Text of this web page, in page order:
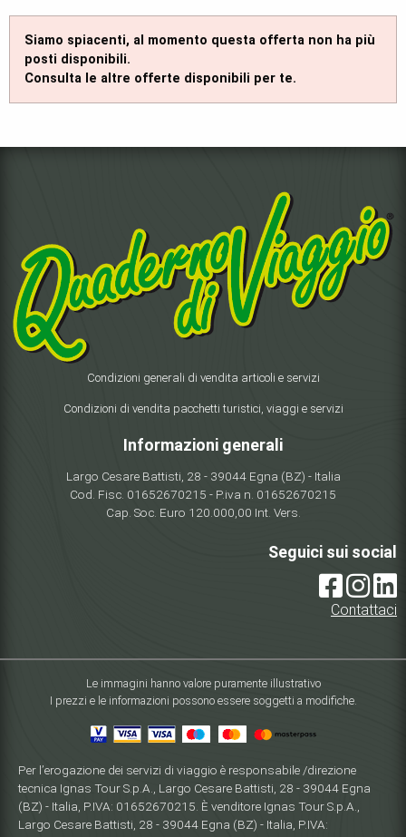
Siamo spiacenti, al momento questa offerta non ha più
posti disponibili.
Consulta le altre offerte disponibili per te.
Condizioni generali di vendita articoli e servizi
Condizioni di vendita pacchetti turistici, viaggi e servizi
Informazioni generali
Largo Cesare Battisti, 28 - 39044 Egna (BZ) - Italia
Cod. Fisc. 01652670215 - P.iva n. 01652670215
Cap. Soc. Euro 120.000,00 Int. Vers.
Seguici sui social
Contattaci
Le immagini hanno valore puramente illustrativo
I prezzi e le informazioni possono essere soggetti a modifiche.
Per l’erogazione dei servizi di viaggio è responsabile /direzione
tecnica Ignas Tour S.p.A., Largo Cesare Battisti, 28 - 39044 Egna
(BZ) - Italia, P.IVA: 01652670215. È venditore Ignas Tour S.p.A.,
Largo Cesare Battisti, 28 - 39044 Egna (BZ) - Italia, P.IVA: